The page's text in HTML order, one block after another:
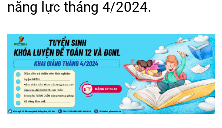
năng lực tháng 4/2024.